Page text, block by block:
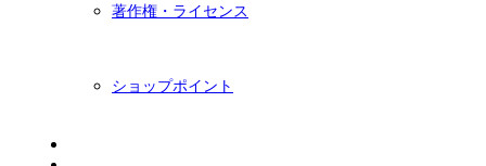
著作権・ライセンス
ショップポイント